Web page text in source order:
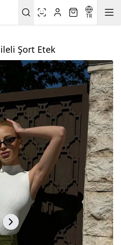
TR
Şort Etek